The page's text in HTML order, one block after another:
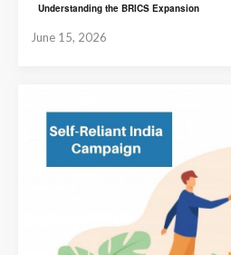
Understanding the BRICS Expansion
June 15, 2026